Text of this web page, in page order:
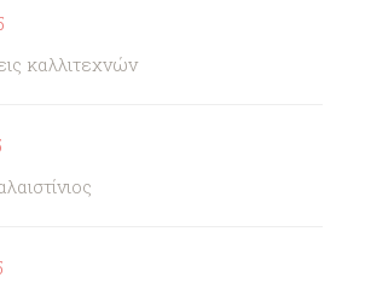
καλλιτεχνών